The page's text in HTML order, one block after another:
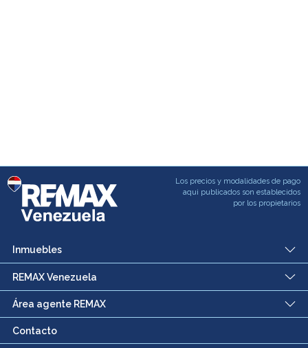
Los precios y modalidades de pago
aqui publicados son establecidos
por los propietarios
Inmuebles
REMAX Venezuela
Área agente REMAX
Contacto